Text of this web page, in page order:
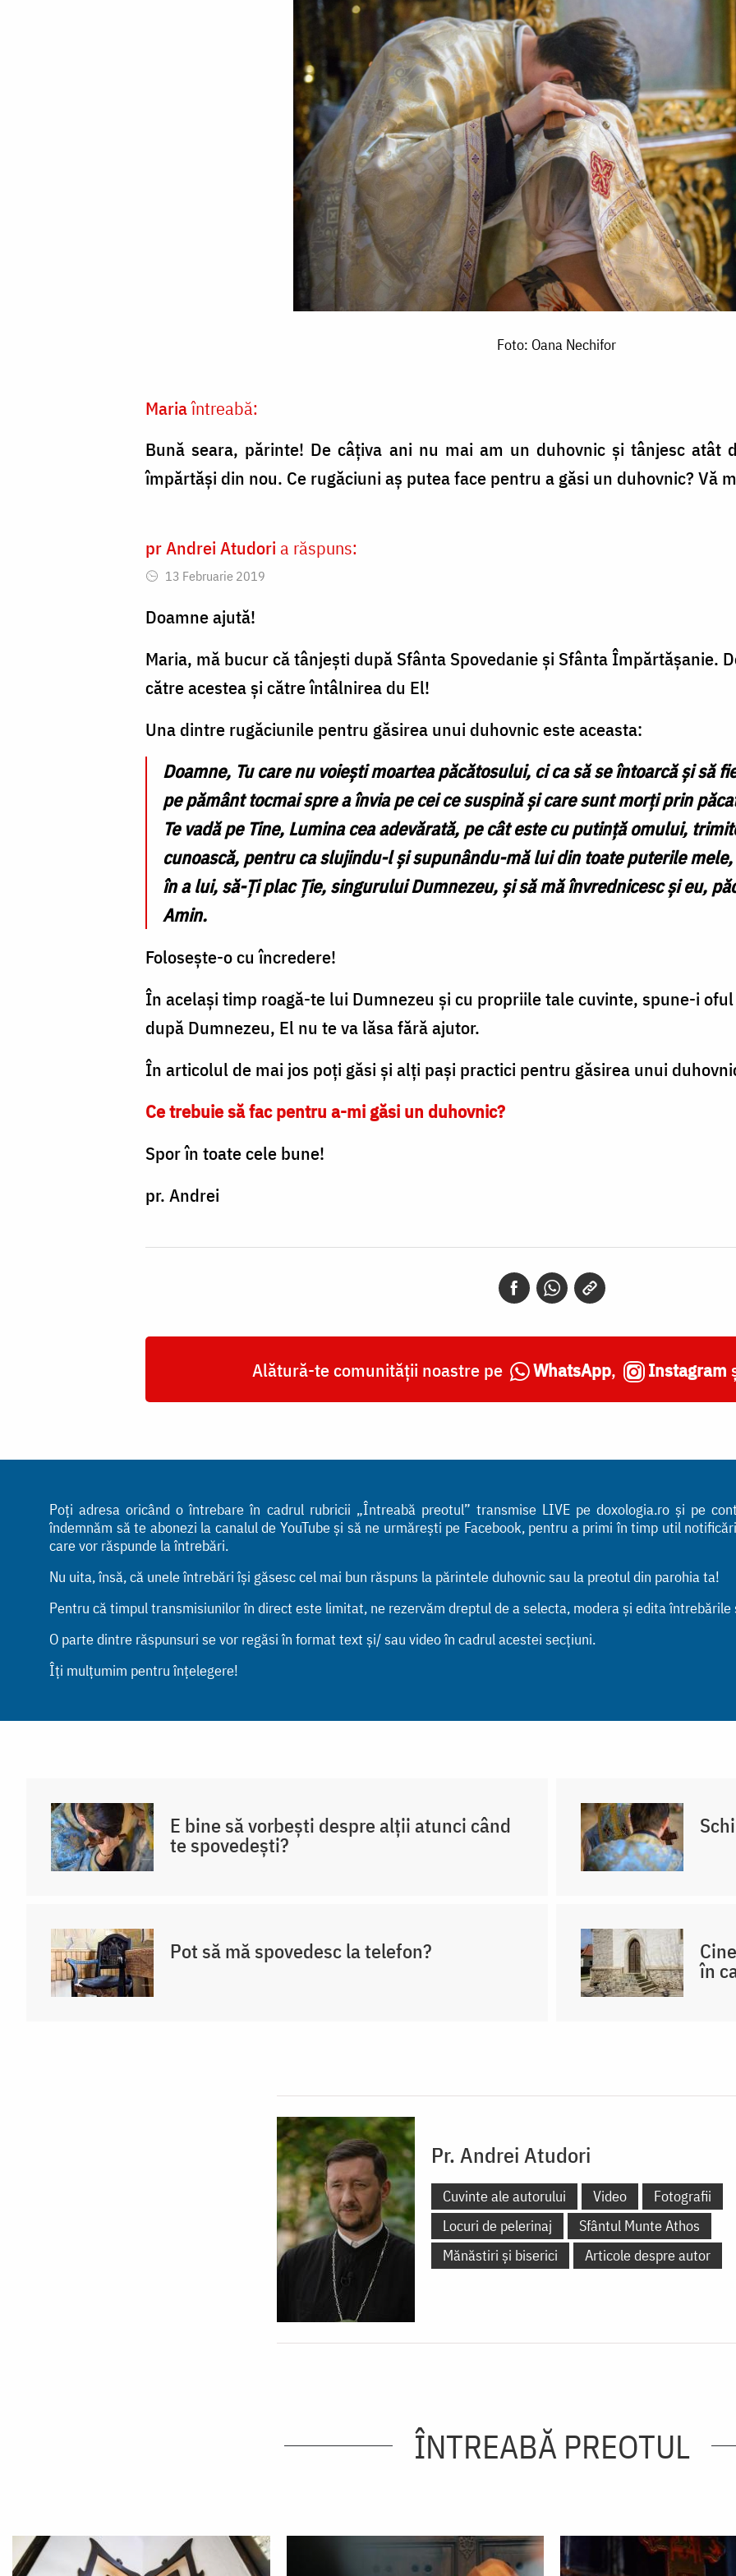
Foto: Oana Nechifor
Mariaîntreabă:
Bună seara, părinte! De câțiva ani nu mai am un duhovnic și tânjesc atât
împărtăși din nou. Ce rugăciuni aș putea face pentru a găsi un duhovnic? Vă
pr Andrei Atudori a răspuns:
13 Februarie 2019
Doamne ajută!
Maria, mă bucur că tânjești după Sfânta Spovedanie și Sfânta Împărtășanie.
către acestea și către întâlnirea du El!
Una dintre rugăciunile pentru găsirea unui duhovnic este aceasta:
Doamne, Tu care nu voiești moartea păcătosului, ci ca să se întoarcă și să
pe pământ tocmai spre a învia pe cei ce suspină și care sunt morți prin
Te vadă pe Tine, Lumina cea adevărată, pe cât este cu putință omului,
cunoască, pentru ca slujindu-l și supunându-mă lui din toate puterile mele,
în a lui, să-Ți plac Ție, singurului Dumnezeu, și să mă învrednicesc și eu,
Amin.
Folosește-o cu încredere!
În același timp roagă-te lui Dumnezeu și cu propriile tale cuvinte, spune-i
după Dumnezeu, El nu te va lăsa fără ajutor.
În articolul de mai jos poți găsi și alți pași practici pentru găsirea unui
Ce trebuie să fac pentru a-mi găsi un duhovnic?
Spor în toate cele bune!
pr. Andrei
Alătură-te comunității noastre pe WhatsApp, Instagram
Poți adresa oricând o întrebare în cadrul rubricii „Întreabă preotul” transmise LIVE pe doxologia.ro și pe
îndemnăm să te abonezi la canalul de YouTube și să ne urmărești pe Facebook, pentru a primi în timp util
care vor răspunde la întrebări.
Nu uita, însă, că unele întrebări își găsesc cel mai bun răspuns la părintele duhovnic sau la preotul din parohia ta!
Pentru că timpul transmisiunilor în direct este limitat, ne rezervăm dreptul de a selecta, modera și edita
O parte dintre răspunsuri se vor regăsi în format text și/ sau video în cadrul acestei secțiuni.
Îți mulțumim pentru înțelegere!
E bine să vorbești despre alții atunci când
te spovedești?
Pot să mă spovedesc la telefon?
în
Pr. Andrei Atudori
Cuvinte ale autorului Video
Fotografii
Locuri de pelerinaj
Sfântul Munte Athos
Mănăstiri și biserici
Articole despre autor
ÎNTREABĂ PREOTUL